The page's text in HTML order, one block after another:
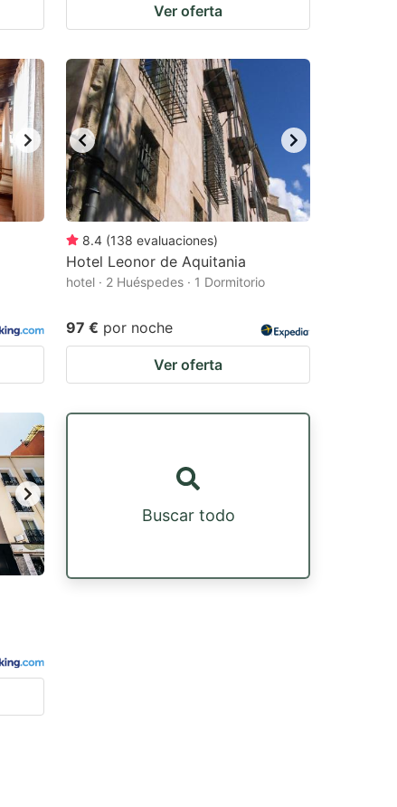
Ver oferta
8.4 (138 evaluaciones)
Hotel Leonor de Aquitania
hotel · 2 Huéspedes · 1 Dormitorio
97 € por noche
Ver oferta
Buscar todo